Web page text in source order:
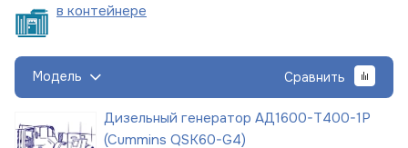
в контейнере
Модель Сравнить
Дизельный генератор АД1600-Т400-1Р
(Cummins QSK60-G4)